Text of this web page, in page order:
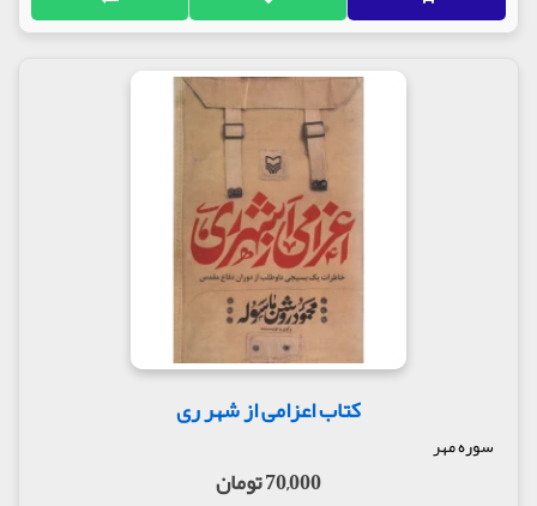
کتاب اعزامی از شهر ری
سوره مهر
70,000 تومان